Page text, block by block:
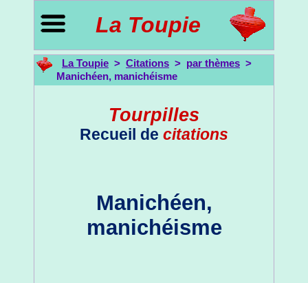
La Toupie
La Toupie > Citations > par thèmes >
Manichéen, manichéisme
Tourpilles
Recueil de citations
Manichéen,
manichéisme